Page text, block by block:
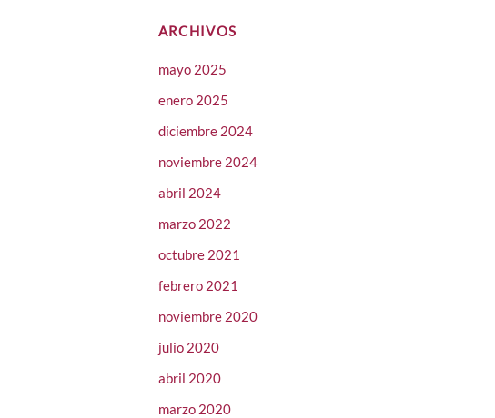
ARCHIVOS
mayo 2025
enero 2025
diciembre 2024
noviembre 2024
abril 2024
marzo 2022
octubre 2021
febrero 2021
noviembre 2020
julio 2020
abril 2020
marzo 2020